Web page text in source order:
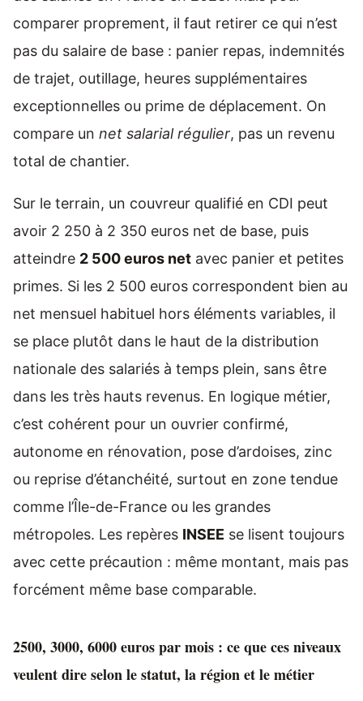
comparer proprement, il faut retirer ce qui n’est
pas du salaire de base : panier repas, indemnités
de trajet, outillage, heures supplémentaires
exceptionnelles ou prime de déplacement. On
compare un net salarial régulier, pas un revenu
total de chantier.
Sur le terrain, un couvreur qualifié en CDI peut
avoir 2 250 à 2 350 euros net de base, puis
atteindre 2 500 euros net avec panier et petites
primes. Si les 2 500 euros correspondent bien au
net mensuel habituel hors éléments variables, il
se place plutôt dans le haut de la distribution
nationale des salariés à temps plein, sans être
dans les très hauts revenus. En logique métier,
c’est cohérent pour un ouvrier confirmé,
autonome en rénovation, pose d’ardoises, zinc
ou reprise d’étanchéité, surtout en zone tendue
comme l’Île-de-France ou les grandes
métropoles. Les repères INSEE se lisent toujours
avec cette précaution : même montant, mais pas
forcément même base comparable.
2500, 3000, 6000 euros par mois : ce que ces niveaux
veulent dire selon le statut, la région et le métier